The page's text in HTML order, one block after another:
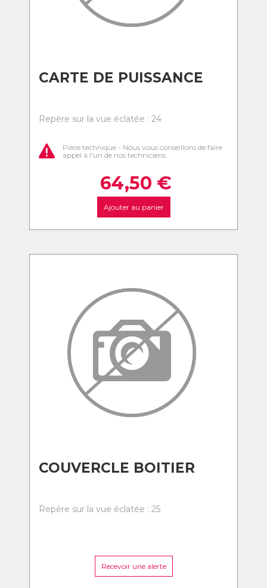
CARTE DE PUISSANCE
Repère sur la vue éclatée : 24
Pièce technique - Nous vous conseillons de faire
appel à l'un de nos techniciens
64,50 €
Ajouter au panier
COUVERCLE BOITIER
Repère sur la vue éclatée : 25
Recevoir une alerte